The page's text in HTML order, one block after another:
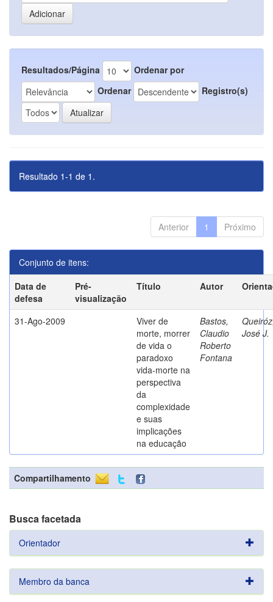
Resultados/Página
Ordenar por
Ordenar
Registro(s)
Resultado 1-1 de 1.
Anterior 1 Próximo
Conjunto de itens:
Data de
defesa
Pré-
visualização
Título Autor
31-Ago-2009
Viver de
morte, morrer
de vida o
paradoxo
vida-morte na
perspectiva
da
complexidade
e suas
implicações
na educação
Bastos,
Claudio
Roberto
Fontana
José J.
Compartilhamento
Busca facetada
Orientador
Membro da banca